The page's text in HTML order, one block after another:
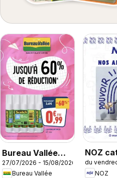
Bureau Vallée
catalogue
27/07/2026 - 15/08/2026
Bureau Vallée
NOZ
du
NOZ